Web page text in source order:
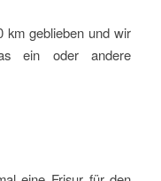
km geblieben und wir
ein oder andere